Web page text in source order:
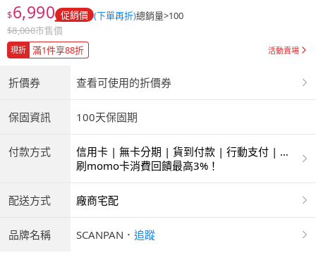
$6,990 促銷價 (下單再折)總銷量>100
$8,000市售價
現折 滿1件享88折 活動賣場
折價券 查看可使用的折價券
保固資訊 100天保固期
付款方式
信用卡 | 無卡分期 | 貨到付款 | 行動支付 | 超
商付款 | 銀聯卡
刷momo卡消費回饋最高3%！
配送方式 廠商宅配
品牌名稱 SCANPAN ． 追蹤